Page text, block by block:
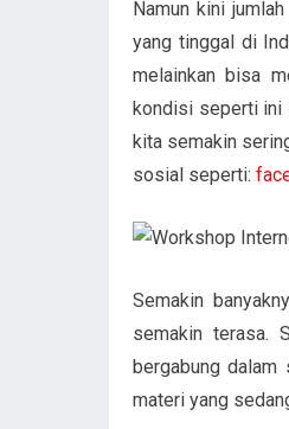
Namun kini
yang tinggal di
melainkan bisa
kondisi seperti ini
kita semakin
sosial seperti:
Semakin
semakin terasa.
bergabung dalam
materi yang